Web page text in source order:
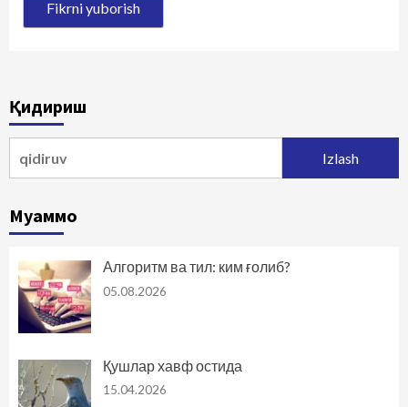
Қидириш
Муаммо
Алгоритм ва тил: ким ғолиб?
05.08.2026
Қушлар хавф остида
15.04.2026